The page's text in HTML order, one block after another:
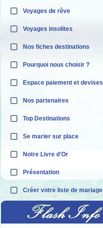
Voyages de rêve
Voyages insolites
Nos fiches destinations
Pourquoi nous choisir ?
Espace paiement et devises
Nos partenaires
Top Destinations
Se marier sur place
Notre Livre d'Or
Présentation
Créer votre liste de mariage